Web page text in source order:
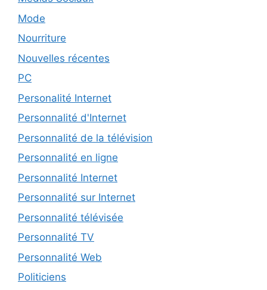
Mode
Nourriture
Nouvelles récentes
PC
Personalité Internet
Personnalité d'Internet
Personnalité de la télévision
Personnalité en ligne
Personnalité Internet
Personnalité sur Internet
Personnalité télévisée
Personnalité TV
Personnalité Web
Politiciens